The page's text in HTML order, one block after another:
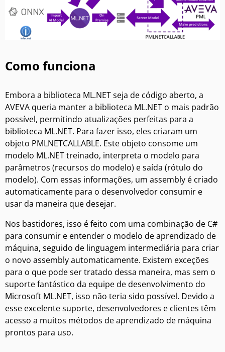
Como funciona
Embora a biblioteca ML.NET seja de código aberto, a
AVEVA queria manter a biblioteca ML.NET o mais padrão
possível, permitindo atualizações perfeitas para a
biblioteca ML.NET. Para fazer isso, eles criaram um
objeto PMLNETCALLABLE. Este objeto consome um
modelo ML.NET treinado, interpreta o modelo para
parâmetros (recursos do modelo) e saída (rótulo do
modelo). Com essas informações, um assembly é criado
automaticamente para o desenvolvedor consumir e
usar da maneira que desejar.
Nos bastidores, isso é feito com uma combinação de C#
para consumir e entender o modelo de aprendizado de
máquina, seguido de linguagem intermediária para criar
o novo assembly automaticamente. Existem exceções
para o que pode ser tratado dessa maneira, mas sem o
suporte fantástico da equipe de desenvolvimento do
Microsoft ML.NET, isso não teria sido possível. Devido a
esse excelente suporte, desenvolvedores e clientes têm
acesso a muitos métodos de aprendizado de máquina
prontos para uso.